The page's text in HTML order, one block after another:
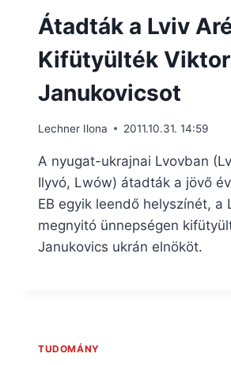
Átadták a Lviv
Kifütyülték Viktor
Janukovicsot
Lechner Ilona 2011.10.31. 14:59
A nyugat-ukrajnai Lvovban
Ilyvó, Lwów) átadták a jövő
EB egyik leendő helyszínét, a
megnyitó ünnepségen
Janukovics ukrán elnököt.
TUDOMÁNY